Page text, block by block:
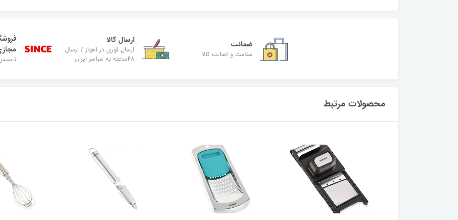
ضمانت
سلامت و اصالت کالا
ارسال کالا
ارسال فوری در اهواز / ارسال
48ساعته به سراسر ایران
تاسیس
محصولات مرتبط